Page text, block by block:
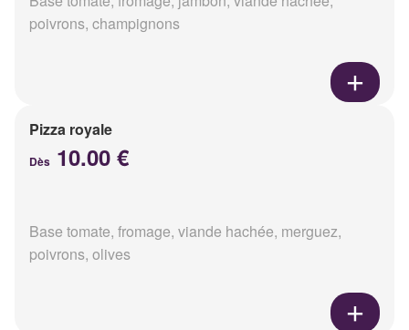
poivrons, champignons
Pizza royale
Dès 10.00 €
Base tomate, fromage, viande hachée, merguez,
poivrons, olives